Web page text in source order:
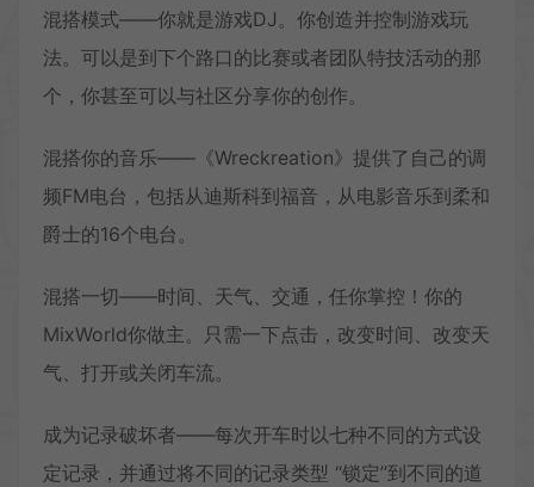
混搭模式——你就是游戏DJ。你创造并控制游戏玩
法。可以是到下个路口的比赛或者团队特技活动的那
个，你甚至可以与社区分享你的创作。
混搭你的音乐——《Wreckreation》提供了自己的调
频FM电台，包括从迪斯科到福音，从电影音乐到柔和
爵士的16个电台。
混搭一切——时间、天气、交通，任你掌控！你的
MixWorld你做主。只需一下点击，改变时间、改变天
气、打开或关闭车流。
成为记录破坏者——每次开车时以七种不同的方式设
定记录，并通过将不同的记录类型 “锁定”到不同的道